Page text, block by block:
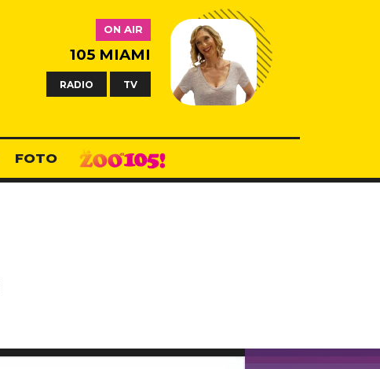
ON AIR
105 MIAMI
RADIO TV
FOTO